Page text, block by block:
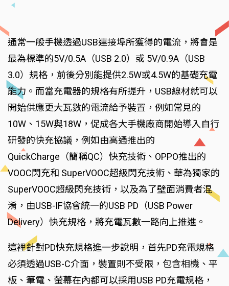
通常一般手機透過USB連接埠所獲得的電流，將會是
最為標準的5V/0.5A（USB 2.0）或 5V/0.9A（USB
3.0）規格，前後分別能提供2.5W或4.5W的基礎充電
能力。而當充電器的規格有所提升，USB線材就可以
開始供應更大瓦數的電流給予裝置，例如常見的
10W、15W與18W，促成各大手機廠商開始導入自行
研發的快充協議，例如由高通推出的
QuickCharge（簡稱QC）快充技術、OPPO推出的
VOOC閃充和 SuperVOOC超級閃充技術、華為獨家的
SuperVOOC超級閃充技術，以及為了壁面消費者混
淆，由USB-IF協會統一的USB PD（USB Power
Delivery）快充規格，將充電瓦數一路向上推進。
這裡針對PD快充規格進一步說明，首先PD充電規格
必須透過USB-C介面，裝置則不受限，包含相機、平
板、筆電、螢幕在內都可以採用USB PD充電規格，